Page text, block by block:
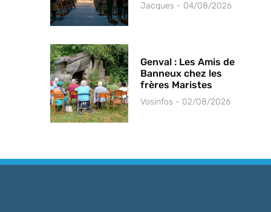
Jacques 04/08/2026
Genval : Les Amis de
Banneux chez les
frères Maristes
Vosinfos 02/08/2026